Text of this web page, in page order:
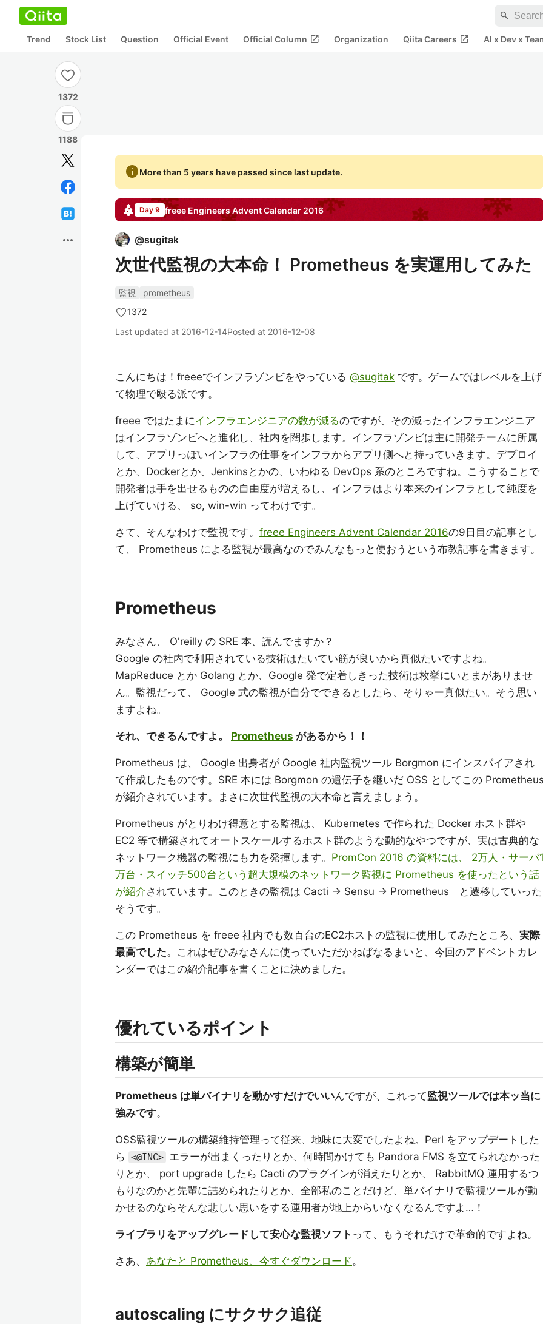
search
Trend Stock List Question Official Event Official Column open_in_new Organization Qiita Careers open_in_new AI x Dev x
1372
1188
more_horiz
infoMore than 5 years have passed since last update.
Day 9 freee EngineersAdvent Calendar 2016
@sugitak
次世代監視の大本命！ Prometheus を実運用してみた
監視
prometheus
1372
Last updated at 2016-12-14Posted at 2016-12-08
こんにちは！freeeでインフラゾンビをやっている @sugitak です。ゲームではレベルを上げ
て物理で殴る派です。
freee ではたまにインフラエンジニアの数が減るのですが、その減ったインフラエンジニア
はインフラゾンビへと進化し、社内を闊歩します。インフラゾンビは主に開発チームに所属
して、アプリっぽいインフラの仕事をインフラからアプリ側へと持っていきます。デプロイ
とか、Dockerとか、Jenkinsとかの、いわゆる DevOps 系のところですね。こうすることで
開発者は手を出せるものの自由度が増えるし、インフラはより本来のインフラとして純度を
上げていける、 so, win-win ってわけです。
さて、そんなわけで監視です。 freee Engineers Advent Calendar 2016の9日目の記事とし
て、 Prometheus による監視が最高なのでみんなもっと使おうという布教記事を書きます。
Prometheus
みなさん、 O'reilly の SRE 本、読んでますか？
Google の社内で利用されている技術はたいてい筋が良いから真似たいですよね。
MapReduce とか Golang とか、Google 発で定着しきった技術は枚挙にいとまがありませ
ん。監視だって、 Google 式の監視が自分でできるとしたら、そりゃー真似たい。そう思い
ますよね。
それ、できるんですよ。 Prometheus があるから！！
Prometheus は、 Google 出身者が Google 社内監視ツール Borgmon にインスパイアされ
て作成したものです。SRE 本には Borgmon の遺伝子を継いだ OSS としてこの
が紹介されています。まさに次世代監視の大本命と言えましょう。
Prometheus がとりわけ得意とする監視は、 Kubernetes で作られた Docker ホスト群や
EC2 等で構築されてオートスケールするホスト群のような動的なやつですが、実は古典的な
ネットワーク機器の監視にも力を発揮します。 PromCon 2016 の資料には、 2万人・サーバ
万台・スイッチ500台という超大規模のネットワーク監視に Prometheus を使ったという話
が紹介されています。このときの監視は Cacti → Sensu → Prometheus と遷移していった
そうです。
この Prometheus を freee 社内でも数百台のEC2ホストの監視に使用してみたところ、 実際
最高でした。これはぜひみなさんに使っていただかねばなるまいと、今回のアドベントカレ
ンダーではこの紹介記事を書くことに決めました。
優れているポイント
構築が簡単
Prometheus は単バイナリを動かすだけでいいんですが、これって監視ツールでは本ッ当に
強みです。
OSS監視ツールの構築維持管理って従来、地味に大変でしたよね。Perl をアップデートした
ら
<@INC> エラーが出まくったりとか、何時間かけても Pandora FMS を立てられなかった
りとか、 port upgrade したら Cacti のプラグインが消えたりとか、 RabbitMQ 運用するつ
もりなのかと先輩に詰められたりとか、全部私のことだけど、単バイナリで監視ツールが動
かせるのならそんな悲しい思いをする運用者が地上からいなくなるんですよ…！
ライブラリをアップグレードして安心な監視ソフト って、もうそれだけで革命的ですよね。
さあ、 あなたと Prometheus、今すぐダウンロード。
autoscaling にサクサク追従